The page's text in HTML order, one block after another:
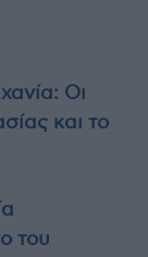
Οι
και το
του